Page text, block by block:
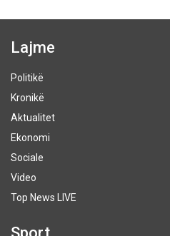
Lajme
Politikë
Kronikë
Aktualitet
Ekonomi
Sociale
Video
Top News LIVE